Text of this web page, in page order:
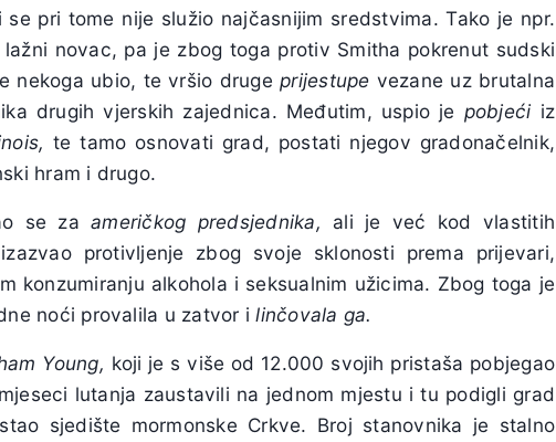
pri tome nije služio najčasnijim sredstvima. Tako je npr.
novac, pa je zbog toga protiv Smitha pokrenut sudski
nekoga ubio, te vršio drugeprijestupe vezane uz brutalna
drugih vjerskih zajednica. Međutim, uspio je pobjećiiz
te tamo osnovati grad, postati njegov gradonačelnik,
hram i drugo.
se zaameričkog predsjednika, ali je već kod vlastitih
protivljenje zbog svoje sklonosti prema prijevari,
konzumiranju alkohola i seksualnim užicima. Zbog toga je
noći provalila u zatvor ilinčovala ga.
Young, koji je s više od 12.000 svojih pristaša pobjegao
lutanja zaustavili na jednom mjestu i tu podigli grad
sjedište mormonske Crkve. Broj stanovnika je stalno